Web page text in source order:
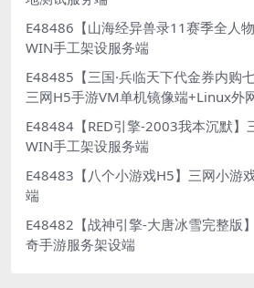
E48486【山海经异兽录11赛季全人
WIN手工架设服务端
E48485【三国·兵临天下代金券内购
三网H5手游VM单机镜像端+Linux外
E48484【RED引擎-2003我本沉默】
WIN手工架设服务端
E48483【八个小游戏H5】三网小游
端
E48482【战神引擎-大唐冰雪完整版
奇手游服务架设端